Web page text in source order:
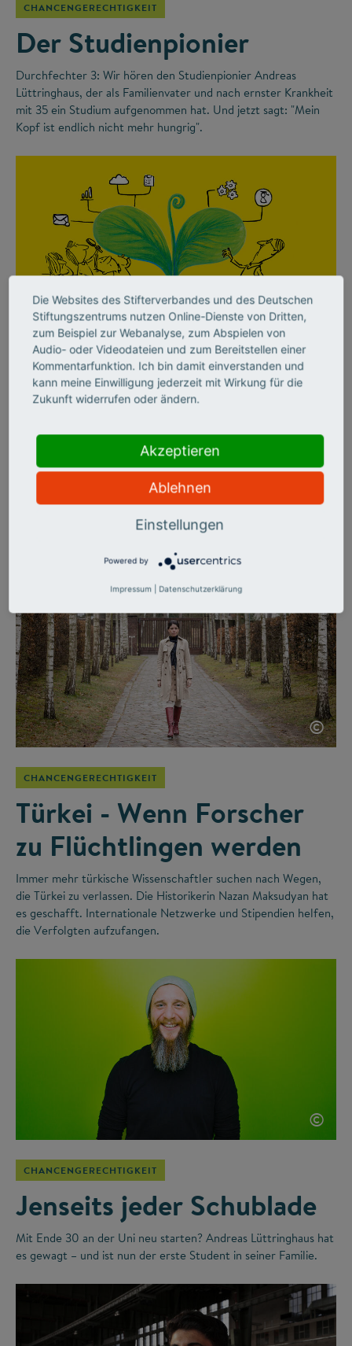
CHANCENGERECHTIGKEIT
Der Studienpionier
Durchfechter 3: Wir hören den Studienpionier Andreas
Lüttringhaus, der als Familienvater und nach ernster Krankheit
mit 35 ein Studium aufgenommen hat. Und jetzt sagt: "Mein
Kopf ist endlich nicht mehr hungrig".
CHANCENGERECHTIGKEIT
Wie digital muss Schule
sein?
Aktuelle Studien zeigen: In deutschen Schulen ist der digitale
Wandel noch nicht angekommen. Es mangelt an Equipment, an
Konzepten, an Lehrern, die sich auf die neuen Medien
einlassen wollen. Dass es auch anders geht, zeigen zwei
Schulen aus Bayern und dem Saarland.
©
CHANCENGERECHTIGKEIT
Türkei - Wenn Forscher
zu Flüchtlingen werden
Immer mehr türkische Wissenschaftler suchen nach Wegen,
die Türkei zu verlassen. Die Historikerin Nazan Maksudyan hat
es geschafft. Internationale Netzwerke und Stipendien helfen,
die Verfolgten aufzufangen.
©
CHANCENGERECHTIGKEIT
Jenseits jeder Schublade
Mit Ende 30 an der Uni neu starten? Andreas Lüttringhaus hat
es gewagt – und ist nun der erste Student in seiner Familie.
Die Websites des Stifterverbandes und des Deutschen
Stiftungszentrums nutzen Online-Dienste von Dritten,
zum Beispiel zur Webanalyse, zum Abspielen von
Audio- oder Videodateien und zum Bereitstellen einer
Kommentarfunktion. Ich bin damit einverstanden und
kann meine Einwilligung jederzeit mit Wirkung für die
Zukunft widerrufen oder ändern.
Akzeptieren
Ablehnen
Einstellungen
Powered by
Impressum Datenschutzerklärung